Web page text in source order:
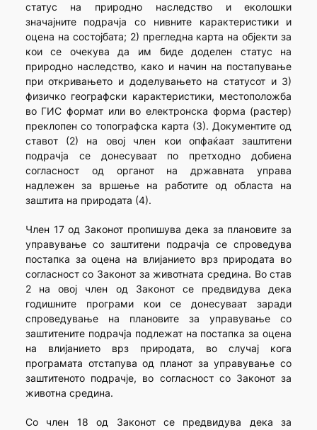
статус на природно наследство и еколошки
значајните подрачја со нивните карактеристики и
оцена на состојбата; 2) прегледна карта на објекти за
кои се очекува да им биде доделен статус на
природно наследство, како и начин на постапување
при откривањето и доделувањето на статусот и 3)
физичко географски карактеристики, местоположба
во ГИС формат или во електронска форма (растер)
преклопен со топографска карта (3). Документите од
ставoт (2) на овој член кои опфаќаат заштитени
подрачја се донесуваат по претходно добиена
согласност од органот на државната управа
надлежен за вршење на работите од областа на
заштита на природата (4).
Член 17 од Законот пропишува дека за плановите за
управување со заштитени подрачја се спроведува
постапка за оцена на влијанието врз природата во
согласност со Законот за животнатa средина. Во став
2 на овој член од Законот се предвидува дека
годишните програми кои се донесуваат заради
спроведување на плановите за управување со
заштитените подрачја подлежат на постапка за оцена
на влијанието врз природата, во случај кога
програмата отстапува од планот за управување со
заштитеното подрачје, во согласност со Законот за
животна средина.
Со член 18 од Законот се предвидува дека за